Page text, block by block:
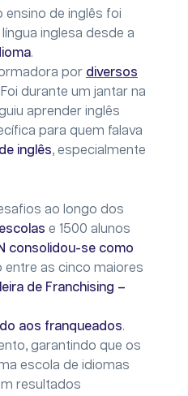
ensino de inglês foi
inglesa desde a
.
por diversos
durante um jantar na
aprender inglês
para quem falava
inglês, especialmente
ao longo dos
e 1500 alunos
consolidou-se como
entre as cinco maiores
de Franchising –
aos franqueados.
garantindo que os
escola de idiomas
resultados